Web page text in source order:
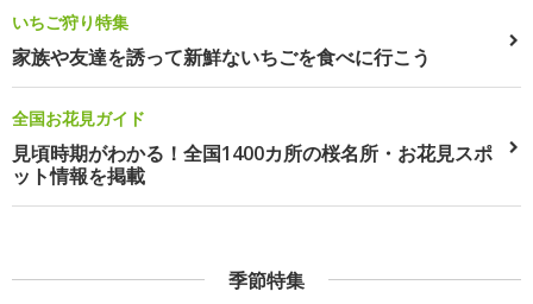
いちご狩り特集
家族や友達を誘って新鮮ないちごを食べに行こう
全国お花見ガイド
見頃時期がわかる！全国1400カ所の桜名所・お花見スポ
ット情報を掲載
季節特集